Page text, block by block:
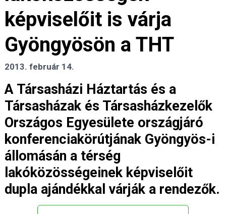
képviselőit is várja
Gyöngyösön a THT
2013. február 14.
A Társasházi Háztartás és a
Társasházak és Társasházkezelők
Országos Egyesülete országjáró
konferenciakörútjának Gyöngyös-i
állomásán a térség
lakóközösségeinek képviselőit
dupla ajándékkal várják a rendezők.